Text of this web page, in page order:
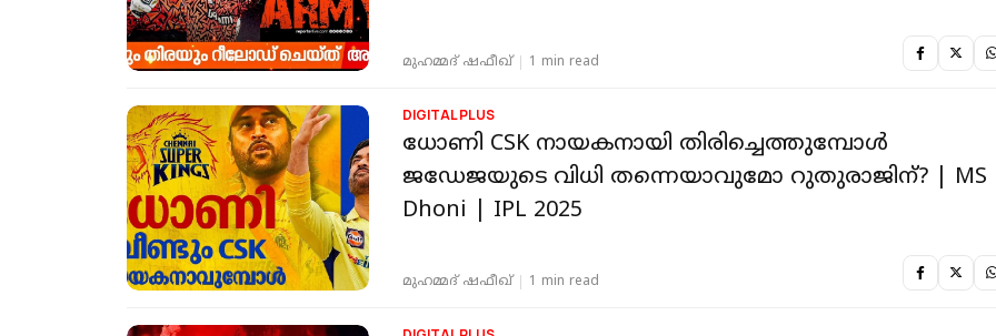
മുഹമ്മദ് ഷഫീഖ് 1 min read
DIGITAL PLUS
ധോണി CSK നായകനായി തിരിച്ചെത്തുമ്പോൾ
ജഡേജയുടെ വിധി തന്നെയാവുമോ റുതുരാജിന്? | MS
Dhoni | IPL 2025
മുഹമ്മദ് ഷഫീഖ് 1 min read